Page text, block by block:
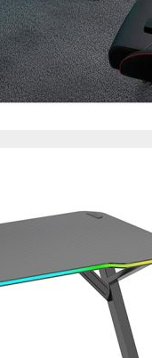
Información de
Cookies de
Estas cookies
Cookies
Nuestros partners
crear un perfil de
publicidad estará
Información de las